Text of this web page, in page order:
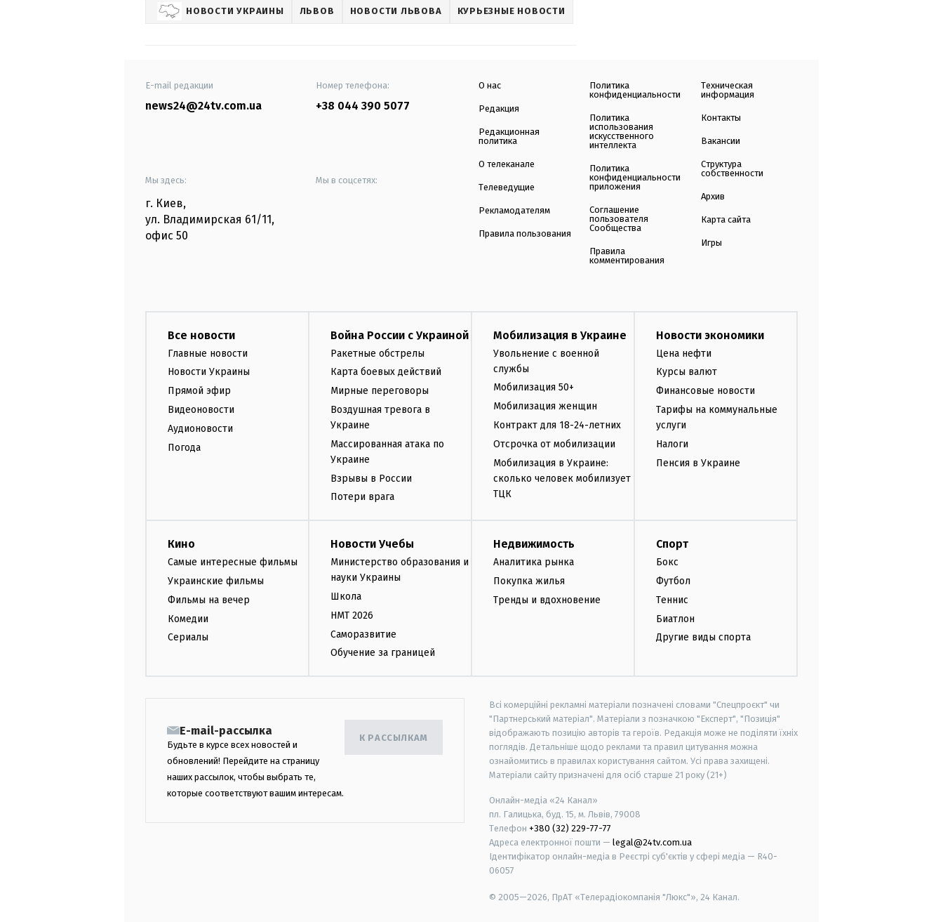
НОВОСТИ УКРАИНЫ ЛЬВОВ НОВОСТИ ЛЬВОВА КУРЬЕЗНЫЕ НОВОСТИ
E-mail редакции
news24@24tv.com.ua
Номер телефона:
+38 044 390 5077
Мы здесь:
г. Киев,
ул. Владимирская 61/11,
офис 50
Мы в соцсетях:
О нас
Редакция
Редакционная
политика
О телеканале
Телеведущие
Рекламодателям
Правила пользования
Политика
конфиденциальности
Политика
использования
искусственного
интеллекта
Политика
конфиденциальности
приложения
Соглашение
пользователя
Сообщества
Правила
комментирования
Техническая
информация
Контакты
Вакансии
Структура
собственности
Архив
Карта сайта
Игры
Все новости
Главные новости
Новости Украины
Прямой эфир
Видеоновости
Аудионовости
Погода
Война России с Украиной
Ракетные обстрелы
Карта боевых действий
Мирные переговоры
Воздушная тревога в
Украине
Массированная атака по
Украине
Взрывы в России
Потери врага
Мобилизация в Украине
Увольнение с военной
службы
Мобилизация 50+
Мобилизация женщин
Контракт для 18-24-летних
Отсрочка от мобилизации
Мобилизация в Украине:
сколько человек мобилизует
ТЦК
Новости экономики
Цена нефти
Курсы валют
Финансовые новости
Тарифы на коммунальные
услуги
Налоги
Пенсия в Украине
Кино
Самые интересные фильмы
Украинские фильмы
Фильмы на вечер
Комедии
Сериалы
Новости Учебы
Министерство образования и
науки Украины
Школа
НМТ 2026
Саморазвитие
Обучение за границей
Недвижимость
Аналитика рынка
Покупка жилья
Тренды и вдохновение
Спорт
Бокс
Футбол
Теннис
Биатлон
Другие виды спорта
E-mail-рассылка
Будьте в курсе всех новостей и
обновлений! Перейдите на страницу
наших рассылок, чтобы выбрать те,
которые соответствуют вашим интересам.
К РАССЫЛКАМ
Всі комерційні рекламні матеріали позначені словами "Спецпроєкт" чи
"Партнерський матеріал". Матеріали з позначкою "Експерт", "Позиція"
відображають позицію авторів та героїв. Редакція може не поділяти їхніх
поглядів. Детальніше щодо реклами та правил цитування можна
ознайомитись в правилах користування сайтом. Усі права захищені.
Матеріали сайту призначені для осіб старше 21 року (21+)
Онлайн-медіа «24 Канал»
пл. Галицька, буд. 15, м. Львів, 79008
Телефон +380 (32) 229-77-77
Адреса електронної пошти — legal@24tv.com.ua
Ідентифікатор онлайн-медіа в Реєстрі суб'єктів у сфері медіа — R40-
06057
© 2005—2026, ПрАТ «Телерадіокомпанія "Люкс"», 24 Канал.